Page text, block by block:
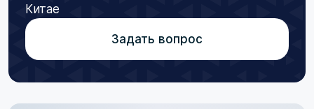
Китае
Задать вопрос